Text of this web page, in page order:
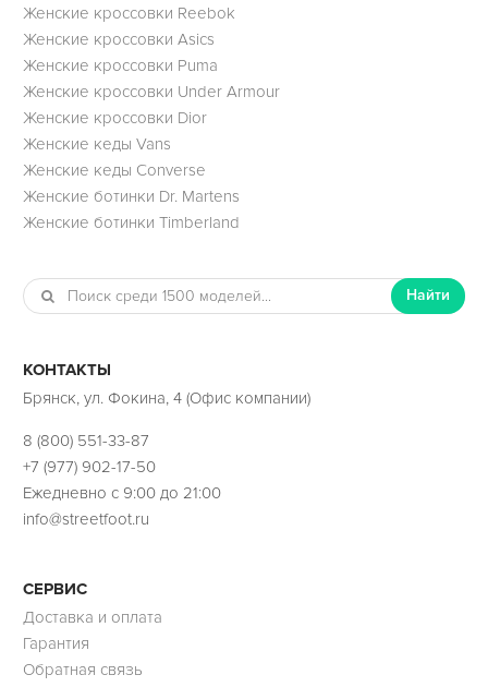
Женские кроссовки Reebok
Женские кроссовки Asics
Женские кроссовки Puma
Женские кроссовки Under Armour
Женские кроссовки Dior
Женские кеды Vans
Женские кеды Converse
Женские ботинки Dr. Martens
Женские ботинки Timberland
Найти
КОНТАКТЫ
Брянск, ул. Фокина, 4 (Офис компании)
8 (800) 551-33-87
+7 (977) 902-17-50
Ежедневно с 9:00 до 21:00
info@streetfoot.ru
СЕРВИС
Доставка и оплата
Гарантия
Обратная связь